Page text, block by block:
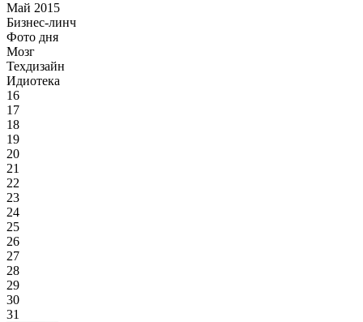
Май 2015
Бизнес-линч
Фото дня
Мозг
Техдизайн
Идиотека
16
17
18
19
20
21
22
23
24
25
26
27
28
29
30
31